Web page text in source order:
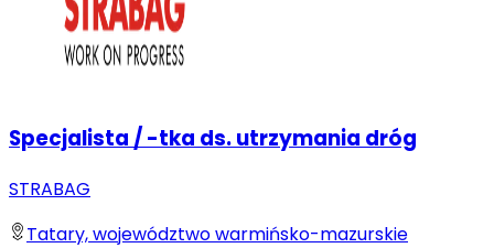
Specjalista / -tka ds. utrzymania dróg
STRABAG
Tatary, województwo warmińsko-mazurskie